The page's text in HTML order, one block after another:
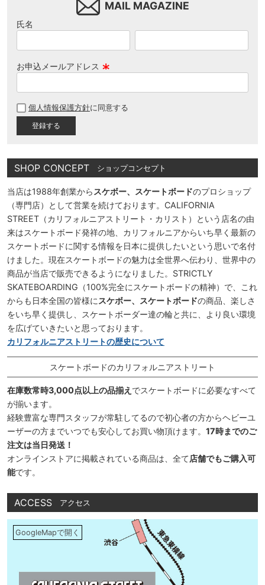
MAIL MAGAZINE
氏名
お申込メールアドレス
須
個人情報保護方針に同意する
SHOP CONCEPT ショップコンセプト
当店は1988年創業から スケボー、スケートボードのプロショップ
（専門店）として営業を続けております。CALIFORNIA
STREET（カリフォルニアストリート・カリスト）という店名の由
来はスケートボード発祥の地、カリフォルニアからいち早く最新の
スケートボードに関する情報を日本に提供したいという思いで名付
けました。現在スケートボードの魅力は全世界へ伝わり、世界中の
商品が当店で販売できるようになりました。STRICTLY
SKATEBOARDING（100%完全にスケートボードの精神）で、これ
からも日本全国の皆様に スケボー、スケートボードの商品、楽しさ
をいち早く提供し、スケートボーダー達の輪と共に、より良い環境
を広げていきたいと思っております。
カリフォルニアストリートの歴史について
スケートボードのカリフォルニアストリート
在庫数常時3,000点以上の品揃え でスケートボードに必要なすべて
が揃います。
経験豊富な専門スタッフが常駐してるので初心者の方からヘビーユ
ーザーの方までいつでも安心してお買い物頂けます。 17時までのご
注文は当日発送！
オンラインストアに掲載されている商品は、全て店舗でもご購入可
能です。
ACCESS アクセス
GoogleMapで開く